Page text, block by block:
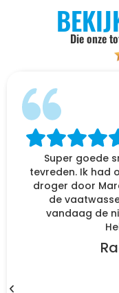
Die onze
Super goede
tevreden. Ik had
droger door
de
vandaag de